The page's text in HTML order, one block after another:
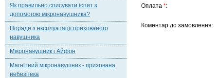
Як правильно списувати іспит з
допомогою мікронавушника?
Поради з експлуатації прихованого
навушника
Мікронавушник і Айфон
Магнітний мікронавушник - прихована
небезпека
Оплата *:
Коментар до замовлення: